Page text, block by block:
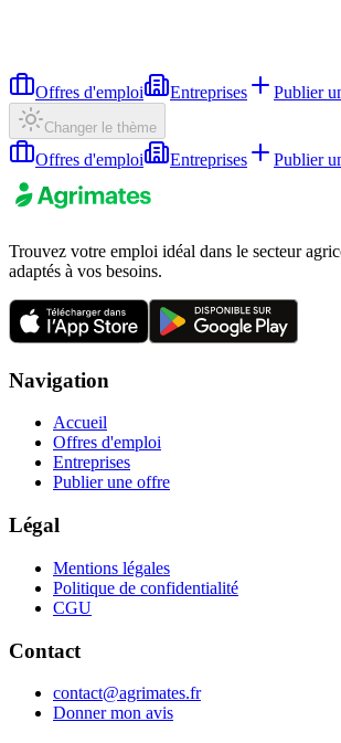
Offres d'emploi Entreprises Publier
Changer le thème
Offres d'emploi Entreprises Publier
Trouvez votre emploi idéal dans le secteur
adaptés à vos besoins.
Navigation
Accueil
Offres d'emploi
Entreprises
Publier une offre
Légal
Mentions légales
Politique de confidentialité
CGU
Contact
contact@agrimates.fr
Donner mon avis